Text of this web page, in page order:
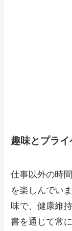
趣味とプライ
仕事以外の時
を楽しんでい
味で、健康維
書を通じて常